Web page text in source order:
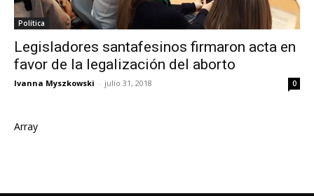
Política
Legisladores santafesinos firmaron acta en
favor de la legalización del aborto
Ivanna Myszkowski - julio 31, 2018 0
Array